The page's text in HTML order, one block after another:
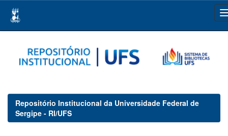
navigation
Repositório Institucional da Universidade Federal de
Sergipe - RI/UFS